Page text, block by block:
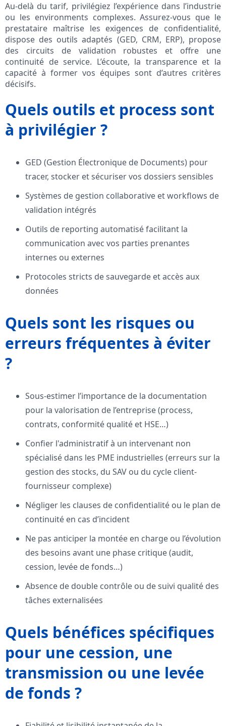
Au-delà du tarif, privilégiez l’expérience dans l’industrie
ou les environments complexes. Assurez-vous que le
prestataire maîtrise les exigences de confidentialité,
dispose des outils adaptés (GED, CRM, ERP), propose
des circuits de validation robustes et offre une
continuité de service. L’écoute, la transparence et la
capacité à former vos équipes sont d’autres critères
décisifs.
Quels outils et process sont
à privilégier ?
GED (Gestion Électronique de Documents) pour
tracer, stocker et sécuriser vos dossiers sensibles
Systèmes de gestion collaborative et workflows de
validation intégrés
Outils de reporting automatisé facilitant la
communication avec vos parties prenantes
internes ou externes
Protocoles stricts de sauvegarde et accès aux
données
Quels sont les risques ou
erreurs fréquentes à éviter
?
Sous-estimer l’importance de la documentation
pour la valorisation de l’entreprise (process,
contrats, conformité qualité et HSE…)
Confier l'administratif à un intervenant non
spécialisé dans les PME industrielles (erreurs sur la
gestion des stocks, du SAV ou du cycle client-
fournisseur complexe)
Négliger les clauses de confidentialité ou le plan de
continuité en cas d’incident
Ne pas anticiper la montée en charge ou l’évolution
des besoins avant une phase critique (audit,
cession, levée de fonds…)
Absence de double contrôle ou de suivi qualité des
tâches externalisées
Quels bénéfices spécifiques
pour une cession, une
transmission ou une levée
de fonds ?